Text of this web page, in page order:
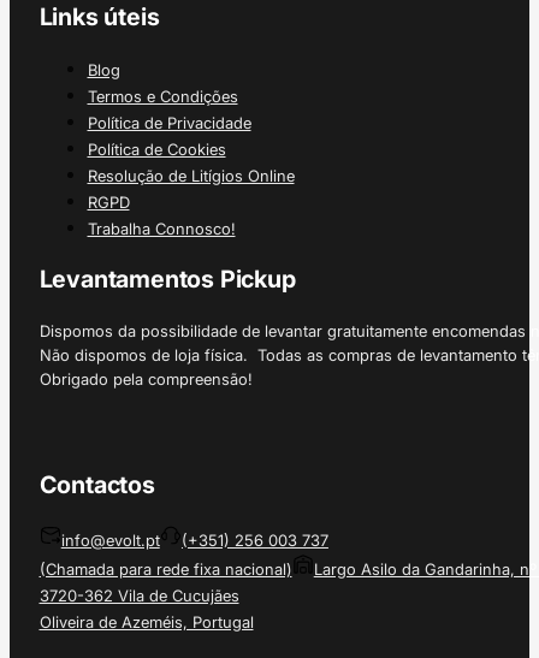
Links úteis
Blog
Termos e Condições
Política de Privacidade
Política de Cookies
Resolução de Litígios Online
RGPD
Trabalha Connosco!
Levantamentos Pickup
Dispomos da possibilidade de levantar gratuitamente
Não dispomos de loja física. Todas as compras de levantamento
Obrigado pela compreensão!
Contactos
info@evolt.pt
(+351) 256 003 737
(Chamada para rede fixa nacional)
Largo Asilo da Gandarinha, nº
3720-362 Vila de Cucujães
Oliveira de Azeméis, Portugal